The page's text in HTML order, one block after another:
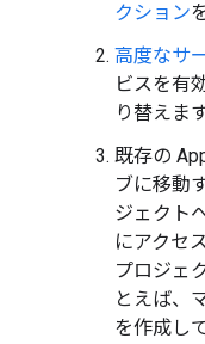
クション
高度なサ
ビスを有
り替えます
既存の
ブに移動
ジェクト
にアクセ
プロジェ
とえば、
を作成し